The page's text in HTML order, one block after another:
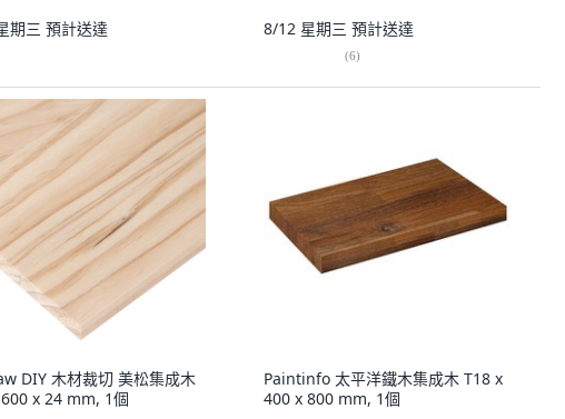
期三 預計送達 8/12 星期三 預計送達
(6)
DIY 木材裁切 美松集成木
x 24 mm, 1個
Paintinfo 太平洋鐵木集成木 T18 x
400 x 800 mm, 1個